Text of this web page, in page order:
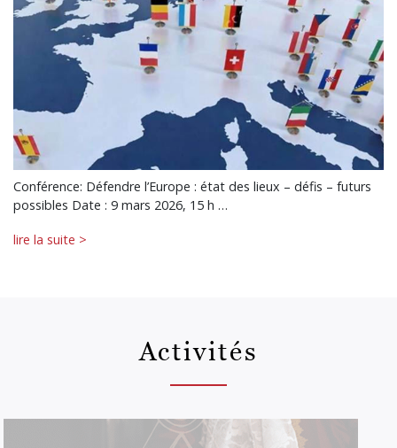
Conférence: Défendre l’Europe : état des lieux – défis – futurs
possibles Date : 9 mars 2026, 15 h …
lire la suite >
Activités